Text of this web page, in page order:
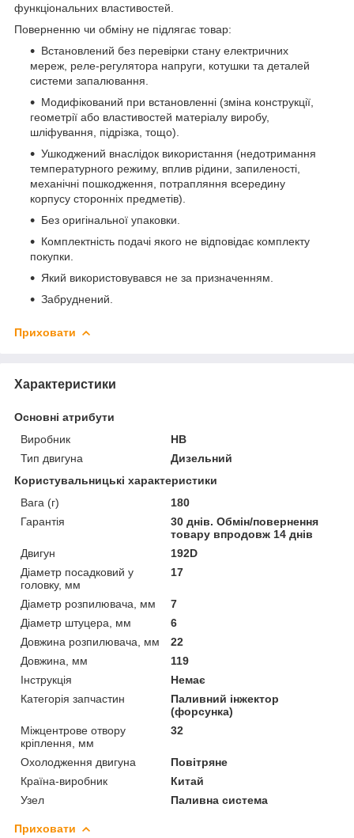
функціональних властивостей.
Поверненню чи обміну не підлягає товар:
Встановлений без перевірки стану електричних
мереж, реле-регулято­ра напруги, котушки та деталей
системи запалювання.
Модифікований при встановленні (зміна конструкції,
геометрії або властивостей матеріалу виробу,
шліфування, підрізка, тощо).
Ушкоджений внаслідок використання (недотримання
температурного режиму, вплив рідини, запиленості,
механічні пошкодження, потрапляння всередину
корпусу сторонніх предметів).
Без оригінальної упаковки.
Комплектність подачі якого не відповідає комплекту
покупки.
Який використовувався не за призначенням.
Забруднений.
Приховати
Характеристики
Основні атрибути
Виробник
HB
Тип двигуна
Дизельний
Користувальницькі характеристики
Вага (г)
180
Гарантія
30 днів. Обмін/повернення
товару впродовж 14 днів
Двигун
192D
Діаметр посадковий у
головку, мм
17
Діаметр розпилювача, мм
7
Діаметр штуцера, мм
6
Довжина розпилювача, мм
22
Довжина, мм
119
Інструкція
Немає
Категорія запчастин
Паливний інжектор
(форсунка)
Міжцентрове отвору
кріплення, мм
32
Охолодження двигуна
Повітряне
Країна-виробник
Китай
Узел
Паливна система
Приховати